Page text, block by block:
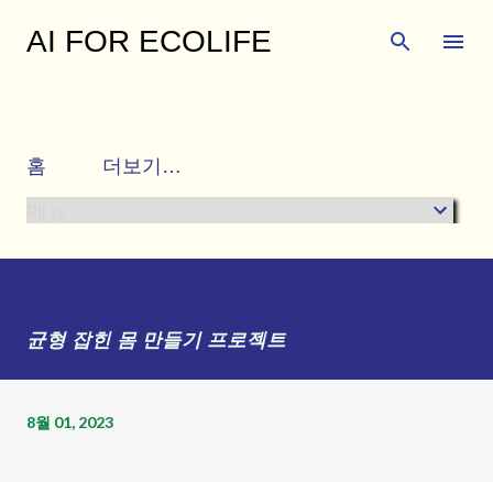
기본 콘텐츠로 건너뛰기
AI FOR ECOLIFE
홈
더보기…
균형 잡힌 몸 만들기 프로젝트
8월 01, 2023